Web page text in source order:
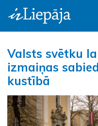
Valsts svētku
izmaiņas
kustībā